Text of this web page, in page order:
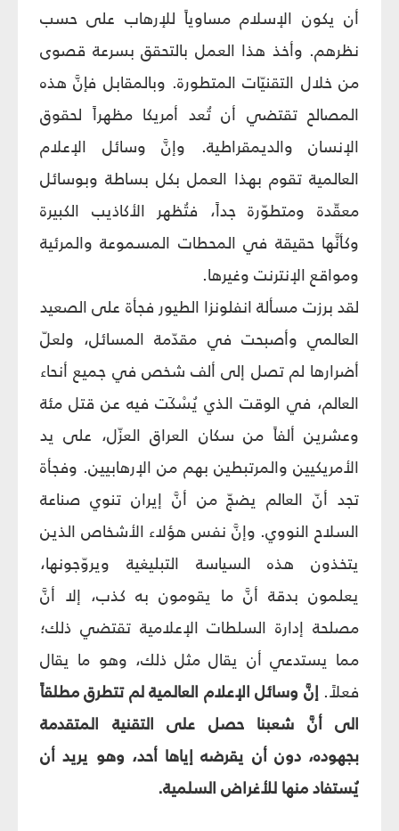
أن يكون الإسلام مساوياً للإرهاب على حسب
نظرهم. وأخذ هذا العمل بالتحقق بسرعة قصوى
من خلال التقنيّات المتطورة. وبالمقابل فإنَّ هذه
المصالح تقتضي أن تُعد أمريكا مظهراً لحقوق
الإنسان والديمقراطية. وإنَّ وسائل الإعلام
العالمية تقوم بهذا العمل بكل بساطة وبوسائل
معقّدة ومتطوّرة جداً، فتُظهر الأكاذيب الكبيرة
وكأنَّها حقيقة في المحطات المسموعة والمرئية
ومواقع الإنترنت وغيرها.
لقد برزت مسألة انفلونزا الطيور فجأة على الصعيد
العالمي وأصبحت في مقدّمة المسائل، ولعلّ
أضرارها لم تصل إلى ألف شخص في جميع أنحاء
العالم، في الوقت الذي يُسْكَت فيه عن قتل مئة
وعشرين ألفاً من سكان العراق العزّل، على يد
الأمريكيين والمرتبطين بهم من الإرهابيين. وفجأة
تجد أنّ العالم يضجّ من أنَّ إيران تنوي صناعة
السلاح النووي. وإنَّ نفس هؤلاء الأشخاص الذين
يتخذون هذه السياسة التبليغية ويروّجونها،
يعلمون بدقة أنَّ ما يقومون به كذب، إلا أنَّ
مصلحة إدارة السلطات الإعلامية تقتضي ذلك؛
مما يستدعي أن يقال مثل ذلك، وهو ما يقال
فعلاً.إنَّ وسائل الإعلام العالمية لم تتطرق مطلقاً
الى أنَّ شعبنا حصل على التقنية المتقدمة
بجهوده، دون أن يقرضه إياها أحد، وهو يريد أن
يُستفاد منها للأغراض السلمية.